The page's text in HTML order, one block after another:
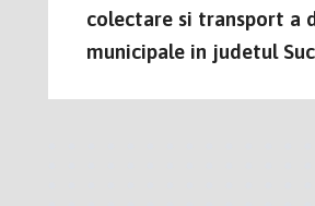
colectare si transport a
municipale in judetul